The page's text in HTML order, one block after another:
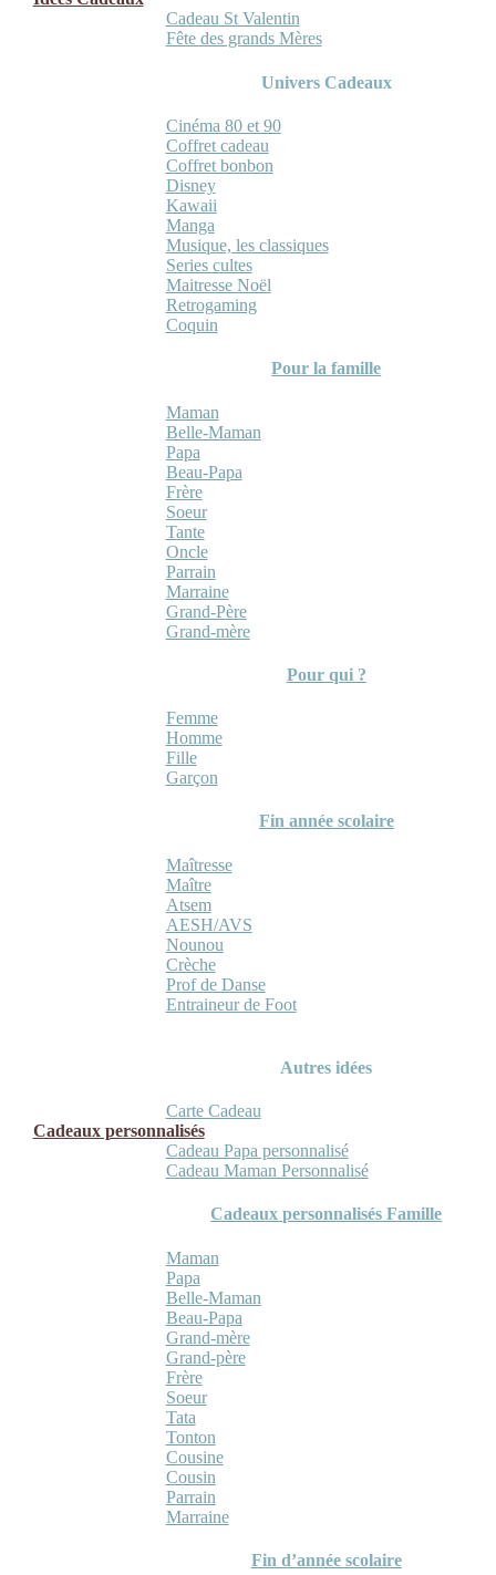
Cadeau St Valentin
Fête des grands Mères
Univers Cadeaux
Cinéma 80 et 90
Coffret cadeau
Coffret bonbon
Disney
Kawaii
Manga
Musique, les classiques
Series cultes
Maitresse Noël
Retrogaming
Coquin
Pour la famille
Maman
Belle-Maman
Papa
Beau-Papa
Frère
Soeur
Tante
Oncle
Parrain
Marraine
Grand-Père
Grand-mère
Pour qui ?
Femme
Homme
Fille
Garçon
Fin année scolaire
Maîtresse
Maître
Atsem
AESH/AVS
Nounou
Crèche
Prof de Danse
Entraineur de Foot
Autres idées
Carte Cadeau
Cadeaux personnalisés
Cadeau Papa personnalisé
Cadeau Maman Personnalisé
Cadeaux personnalisés Famille
Maman
Papa
Belle-Maman
Beau-Papa
Grand-mère
Grand-père
Frère
Soeur
Tata
Tonton
Cousine
Cousin
Parrain
Marraine
Fin d’année scolaire